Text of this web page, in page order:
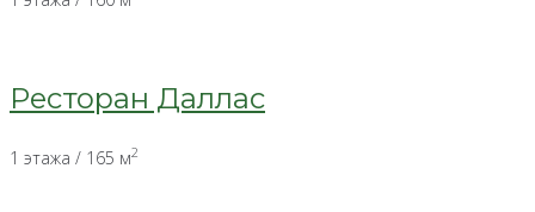
Ресторан Даллас
1 этажа / 165 м2